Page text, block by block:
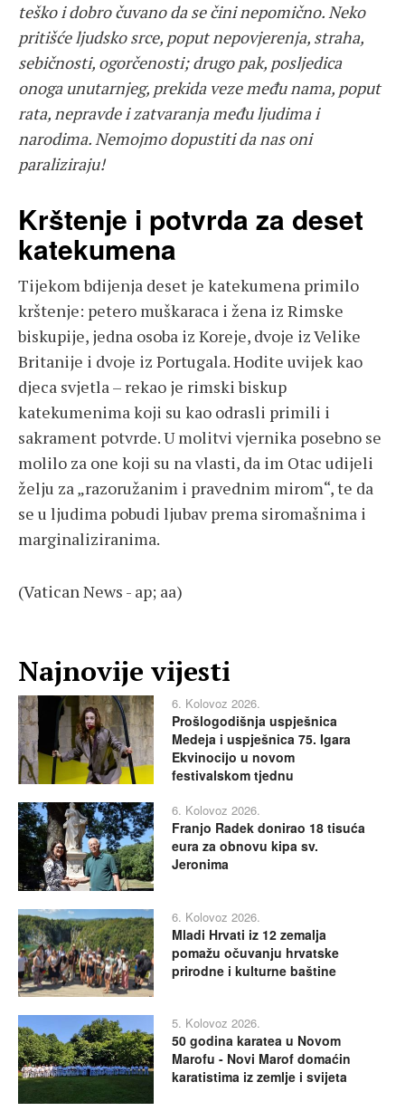
teško i dobro čuvano da se čini nepomično. Neko
pritišće ljudsko srce, poput nepovjerenja, straha,
sebičnosti, ogorčenosti; drugo pak, posljedica
onoga unutarnjeg, prekida veze među nama, poput
rata, nepravde i zatvaranja među ljudima i
narodima. Nemojmo dopustiti da nas oni
paraliziraju!
Krštenje i potvrda za deset
katekumena
Tijekom bdijenja deset je katekumena primilo
krštenje: petero muškaraca i žena iz Rimske
biskupije, jedna osoba iz Koreje, dvoje iz Velike
Britanije i dvoje iz Portugala. Hodite uvijek kao
djeca svjetla – rekao je rimski biskup
katekumenima koji su kao odrasli primili i
sakrament potvrde. U molitvi vjernika posebno se
molilo za one koji su na vlasti, da im Otac udijeli
želju za „razoružanim i pravednim mirom“, te da
se u ljudima pobudi ljubav prema siromašnima i
marginaliziranima.
(Vatican News - ap; aa)
Najnovije vijesti
6. Kolovoz 2026.
Prošlogodišnja uspješnica
Medeja i uspješnica 75. Igara
Ekvinocijo u novom
festivalskom tjednu
6. Kolovoz 2026.
Franjo Radek donirao 18 tisuća
eura za obnovu kipa sv.
Jeronima
6. Kolovoz 2026.
Mladi Hrvati iz 12 zemalja
pomažu očuvanju hrvatske
prirodne i kulturne baštine
5. Kolovoz 2026.
50 godina karatea u Novom
Marofu - Novi Marof domaćin
karatistima iz zemlje i svijeta